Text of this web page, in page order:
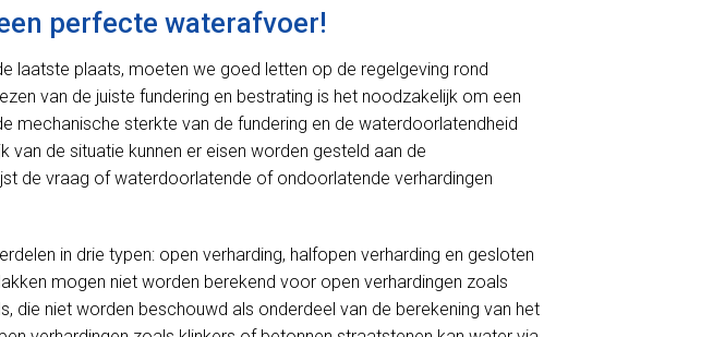
perfecte waterafvoer!
laatste plaats, moeten we goed letten op de regelgeving rond
van de juiste fundering en bestrating is het noodzakelijk om een
mechanische sterkte van de fundering en de waterdoorlatendheid
van de situatie kunnen er eisen worden gesteld aan de
de vraag of waterdoorlatende of ondoorlatende verhardingen
in drie typen: open verharding, halfopen verharding en gesloten
mogen niet worden berekend voor open verhardingen zoals
die niet worden beschouwd als onderdeel van de berekening van het